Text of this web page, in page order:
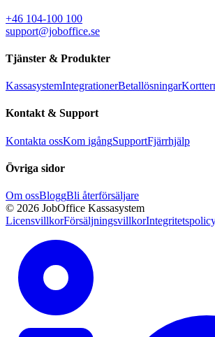
+46 104-100 100
support@joboffice.se
Tjänster & Produkter
KassasystemIntegrationerBetallösningar
Kontakt & Support
Kontakta ossKom igångSupportFjärrhjälp
Övriga sidor
Om ossBloggBli återförsäljare
© 2026 JobOffice Kassasystem
LicensvillkorFörsäljningsvillkor